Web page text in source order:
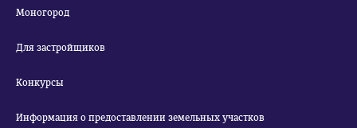
Моногород
Для застройщиков
Конкурсы
Информация о предоставлении земельных участков